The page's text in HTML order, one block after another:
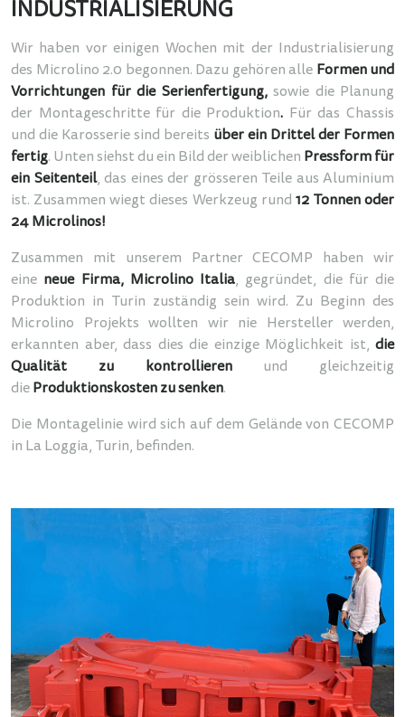
INDUSTRIALISIERUNG
Wir haben vor einigen Wochen mit der Industrialisierung
des Microlino 2.0 begonnen. Dazu gehören alle Formen und
Vorrichtungen für die Serienfertigung, sowie die Planung
der Montageschritte für die Produktion. Für das Chassis
und die Karosserie sind bereits über ein Drittel der Formen
fertig. Unten siehst du ein Bild der weiblichen Pressform für
ein Seitenteil, das eines der grösseren Teile aus Aluminium
ist. Zusammen wiegt dieses Werkzeug rund 12 Tonnen oder
24 Microlinos!
Zusammen mit unserem Partner CECOMP haben wir
eine neue Firma, Microlino Italia, gegründet, die für die
Produktion in Turin zuständig sein wird. Zu Beginn des
Microlino Projekts wollten wir nie Hersteller werden,
erkannten aber, dass dies die einzige Möglichkeit ist, die
Qualität zu kontrollierenund gleichzeitig
die Produktionskosten zu senken.
Die Montagelinie wird sich auf dem Gelände von CECOMP
in La Loggia, Turin, befinden.